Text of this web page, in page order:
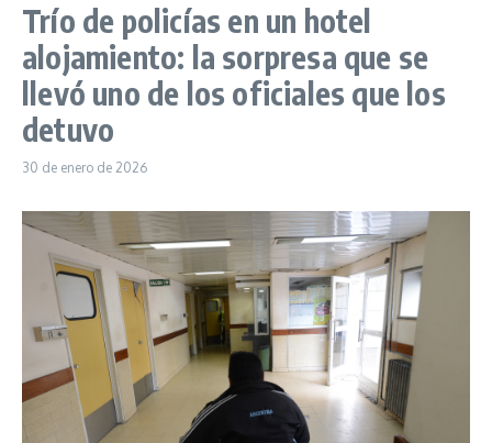
Trío de policías en un hotel
alojamiento: la sorpresa que se
llevó uno de los oficiales que los
detuvo
30 de enero de 2026